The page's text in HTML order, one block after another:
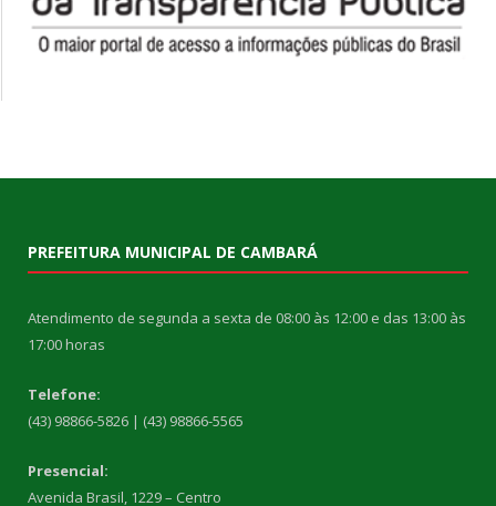
PREFEITURA MUNICIPAL DE CAMBARÁ
Atendimento de segunda a sexta de 08:00 às 12:00 e das 13:00 às
17:00 horas
Telefone:
(43) 98866-5826 | (43) 98866-5565
Presencial:
Avenida Brasil, 1229 – Centro